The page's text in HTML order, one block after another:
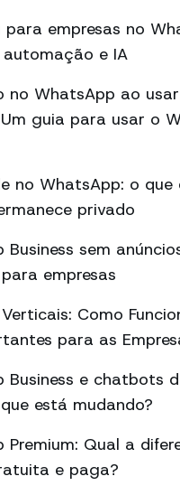
empresas no
e IA
no WhatsApp ao
Um guia para usar o
no WhatsApp: o
privado
Business sem
empresas
Como
para as
Business e chatbots
está mudando?
Premium: Qual a
e paga?